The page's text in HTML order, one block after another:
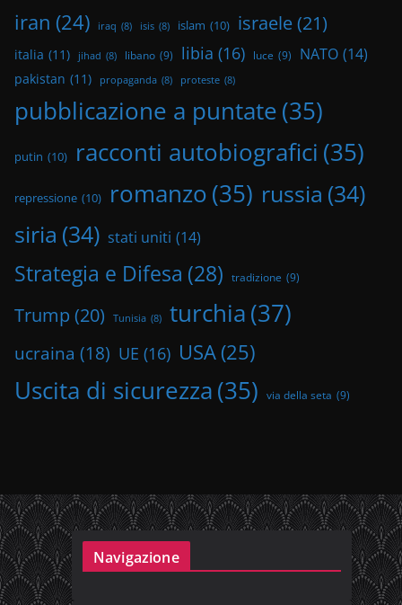
iran (24) iraq (8) isis (8) islam (10) israele(21)
italia (11) jihad (8) libano (9) libia (16) luce (9) NATO (14)
pakistan (11) propaganda (8) proteste (8)
pubblicazione a puntate(35)
putin (10) racconti autobiografici (35)
repressione (10) romanzo(35) russia (34)
siria (34) stati uniti (14)
Strategia e Difesa (28) tradizione (9)
Trump (20) Tunisia (8) turchia(37)
ucraina (18) UE (16) USA (25)
Uscita di sicurezza(35) via della seta (9)
Navigazione